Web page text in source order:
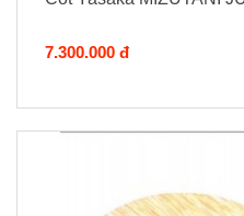
7.300.000 đ